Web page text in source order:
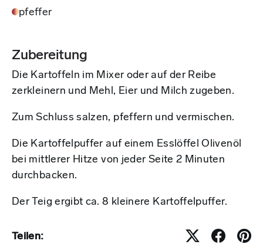
pfeffer
Zubereitung
Die Kartoffeln im Mixer oder auf der Reibe
zerkleinern und Mehl, Eier und Milch zugeben.
Zum Schluss salzen, pfeffern und vermischen.
Die Kartoffelpuffer auf einem Esslöffel Olivenöl
bei mittlerer Hitze von jeder Seite 2 Minuten
durchbacken.
Der Teig ergibt ca. 8 kleinere Kartoffelpuffer.
Teilen: